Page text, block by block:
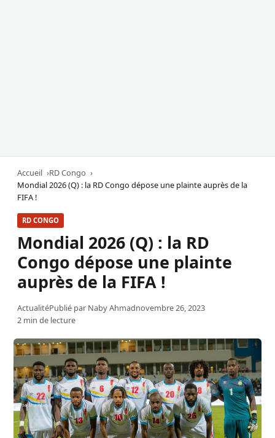
Accueil
RD Congo
Mondial 2026 (Q) : la RD Congo dépose une plainte auprès de la
FIFA !
RD CONGO
Mondial 2026 (Q) : la RD
Congo dépose une plainte
auprès de la FIFA !
ActualitéPublié par Naby Ahmadnovembre 26, 2023
2 min de lecture